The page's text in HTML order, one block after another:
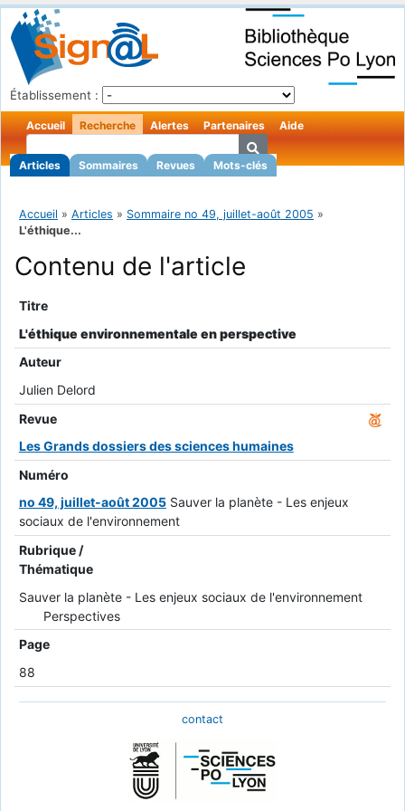
Établissement :
Accueil Recherche
Articles Sommaires Revues Mots-clés
Alertes Partenaires Aide
Accueil » Articles » Sommaire no 49, juillet-août 2005 »
L'éthique...
Contenu de l'article
Titre
L'éthique environnementale en perspective
Auteur
Julien Delord
Revue
Les Grands dossiers des sciences humaines
Numéro
no 49, juillet-août 2005 Sauver la planète - Les enjeux
sociaux de l'environnement
Rubrique /
Thématique
Sauver la planète - Les enjeux sociaux de l'environnement
Perspectives
Page
88
contact